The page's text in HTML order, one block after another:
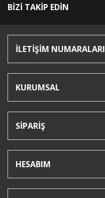
BİZİ TAKİP EDİN
İLETİŞİM NUMARALARI
KURUMSAL
SİPARİŞ
HESABIM